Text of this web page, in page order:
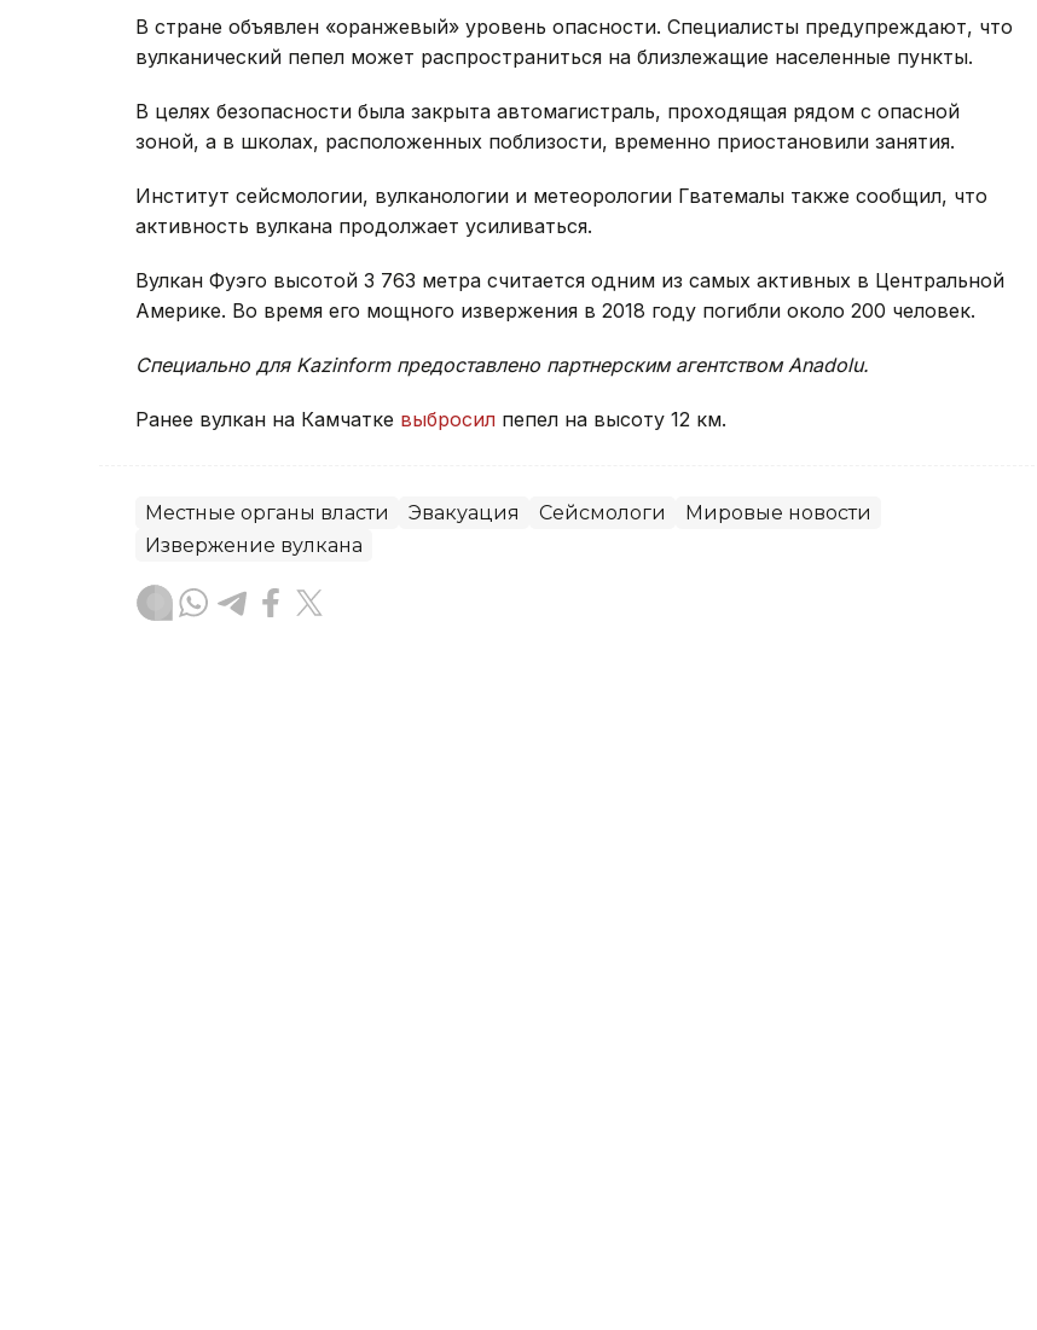
В стране объявлен «оранжевый» уровень опасности. Специалисты предупреждают, что
вулканический пепел может распространиться на близлежащие населенные пункты.
В целях безопасности была закрыта автомагистраль, проходящая рядом с опасной
зоной, а в школах, расположенных поблизости, временно приостановили занятия.
Институт сейсмологии, вулканологии и метеорологии Гватемалы также сообщил, что
активность вулкана продолжает усиливаться.
Вулкан Фуэго высотой 3 763 метра считается одним из самых активных в Центральной
Америке. Во время его мощного извержения в 2018 году погибли около 200 человек.
Специально для Kazinform предоставлено партнерским агентством Anadolu.
Ранее вулкан на Камчатке выбросил пепел на высоту 12 км.
Местные органы власти Эвакуация Сейсмологи
Мировые новости
Извержение вулкана